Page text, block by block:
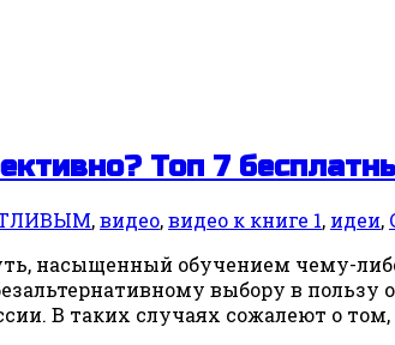
Топ 7
,видео,видео к книге 1, идеи,
насыщенный обучением чему-
выбору в
В таких случаях сожалеют о